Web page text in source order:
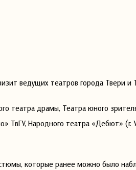
ведущих театров города Твери и
театра драмы, Театра юного
ТвГУ, Народного театра «Дебют»
которые ранее можно было